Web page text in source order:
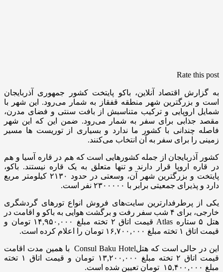
Rate this post
به گزارش اقتصاد آنلاین، باکو پایتخت کشور جمهوری آذربایجان
است و بزرگترین شهر منطقه قفقاز به شمار می‌رود. این شهر با
شمایل اروپایی و ترکیب متناسبش از بافت سنتی و فضای مدرن،
مقصد جذابی برای سفر به شمار می‌رود. ضمن این که این شهر
فاصله چندانی با کشور ما ندارد و بسیاری از توریست ها مسیر
زمینی را برای سفر به آن انتخاب می‌کنند.
کشور آذربایجان از جمله کشورهایی است که هم در قاره آسیا و هم
در قاره اروپا قرار دارند و تنها متعلق به یک قاره نیستند. باکو،
پایتخت و بزرگترین شهر آن، وسعتی در حدود ۲۱۳۰ کیلومتر مربع
دارد و پذیرای جمعیتی برابر با ۲۳۰۰۰۰۰ نفر است.
یکی از پرطرفدارترین سایت‌های فروش انواع تورهای گردشگری
خارجی، برای ۴ شب سفر رفت و برگشت هوایی به باکو و اقامت در
هتل ۵ ستاره Atlas قیمت اتاق ۲ تخته مبلغ ۱۴,۹۵۰,۰۰۰ تومان و
قیمت اتاق ۱ تخته مبلغ ۱۶,۷۰۰,۰۰۰ تومان را اعلام کرده است.
این در حالی است که هتلConsul Baku Hotel با همین مدت اقامت
قیمت اتاق ۲ تخته مبلغ ۱۳,۲۰۰,۰۰۰ تومان و قیمت اتاق ۱ تخته
مبلغ ۱۵,۴۰۰,۰۰۰ تومان تعیین شده است.